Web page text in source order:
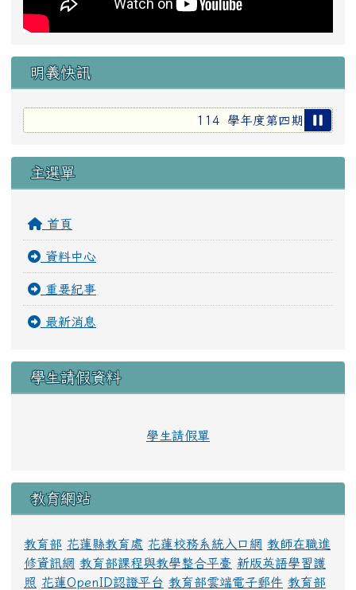
明義快訊
114 學年度第四期各處室行
主選單
首頁
資料中心
重要紀事
最新消息
學生請假資料
學生請假單
教育網站
教育部 花蓮縣教育處 花蓮校務系統入口網 教師在職進
修資訊網 教育部課程與教學整合平臺 新版英語學習護
照 花蓮OpenID認證平台 教育部雲端電子郵件 教育部